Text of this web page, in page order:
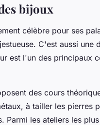
bijoux
célèbre pour ses
C'est aussi une
est l'un des principaux
des cours
à tailler les pierres
Parmi les ateliers les